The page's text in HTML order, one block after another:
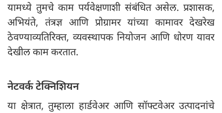
यामध्ये तुमचे काम पर्यवेक्षणाशी संबंधित असेल. प्रशासक,
अभियंते, तंत्रज्ञ आणि प्रोग्रामर यांच्या कामावर देखरेख
ठेवण्याव्यतिरिक्त, व्यवस्थापक नियोजन आणि धोरण यावर
देखील काम करतात.
नेटवर्क टेक्निशियन
या क्षेत्रात, तुम्हाला हार्डवेअर आणि सॉफ्टवेअर उत्पादनांचे